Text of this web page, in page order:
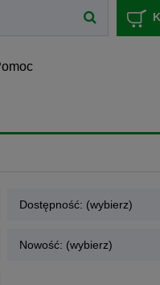
Dostępność: (wybierz)
Nowość: (wybierz)